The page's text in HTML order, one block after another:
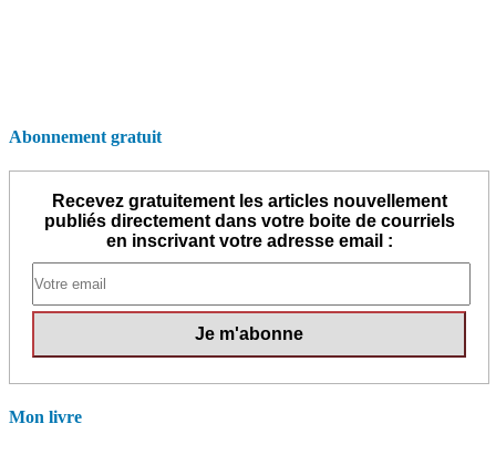
Abonnement gratuit
Recevez gratuitement les articles nouvellement
publiés directement dans votre boite de courriels
en inscrivant votre adresse email :
Mon livre